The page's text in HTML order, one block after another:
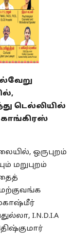
டெல்லியில்
ஒருபுறம்
மறுபுறம்
I.N.D.I.A